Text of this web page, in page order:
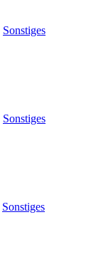
Sonstiges
Sonstiges
Sonstiges